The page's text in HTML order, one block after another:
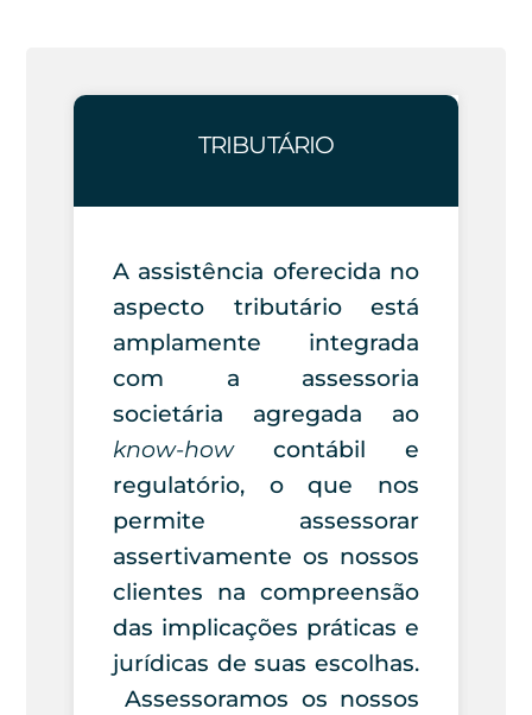
TRIBUTÁRIO
A assistência oferecida no
aspecto tributário está
amplamente integrada
com a assessoria
societária agregada ao
know-howcontábil e
regulatório, o que nos
permite assessorar
assertivamente os nossos
clientes na compreensão
das implicações práticas e
jurídicas de suas escolhas.
Assessoramos os nossos